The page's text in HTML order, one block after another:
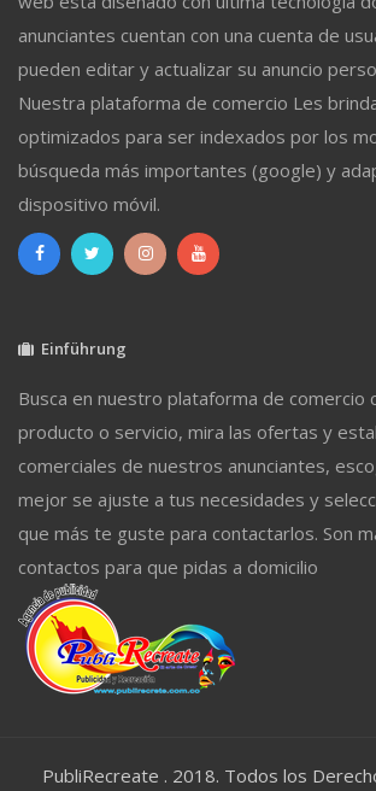
anunciantes cuentan con una cuenta de
pueden editar y actualizar su anuncio
Nuestra plataforma de comercio Les
optimizados para ser indexados por los
búsqueda más importantes (google) y
dispositivo móvil.
Einführung
Busca en nuestro plataforma de comercio
producto o servicio, mira las ofertas y
comerciales de nuestros anunciantes,
mejor se ajuste a tus necesidades y
que más te guste para contactarlos. Son
contactos para que pidas a domicilio
PubliRecreate . 2018. Todos los